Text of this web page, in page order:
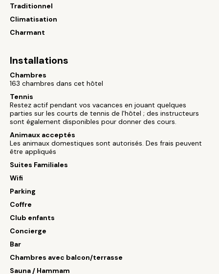
Traditionnel
Climatisation
Charmant
Installations
Chambres
163 chambres dans cet hôtel
Tennis
Restez actif pendant vos vacances en jouant quelques
parties sur les courts de tennis de l'hôtel ; des instructeurs
sont également disponibles pour donner des cours.
Animaux acceptés
Les animaux domestiques sont autorisés. Des frais peuvent
être appliqués
Suites Familiales
Wifi
Parking
Coffre
Club enfants
Concierge
Bar
Chambres avec balcon/terrasse
Sauna / Hammam